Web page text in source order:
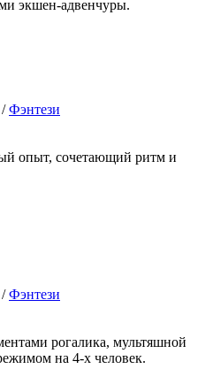
экшен-адвенчуры.
/Фэнтези
опыт, сочетающий ритм и
/Фэнтези
рогалика, мультяшной
на 4-х человек.